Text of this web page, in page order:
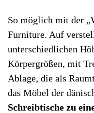
So möglich mit der
Furniture. Auf
unterschiedlichen
Körpergrößen, mit
Ablage, die als
das Möbel der
Schreibtische zu